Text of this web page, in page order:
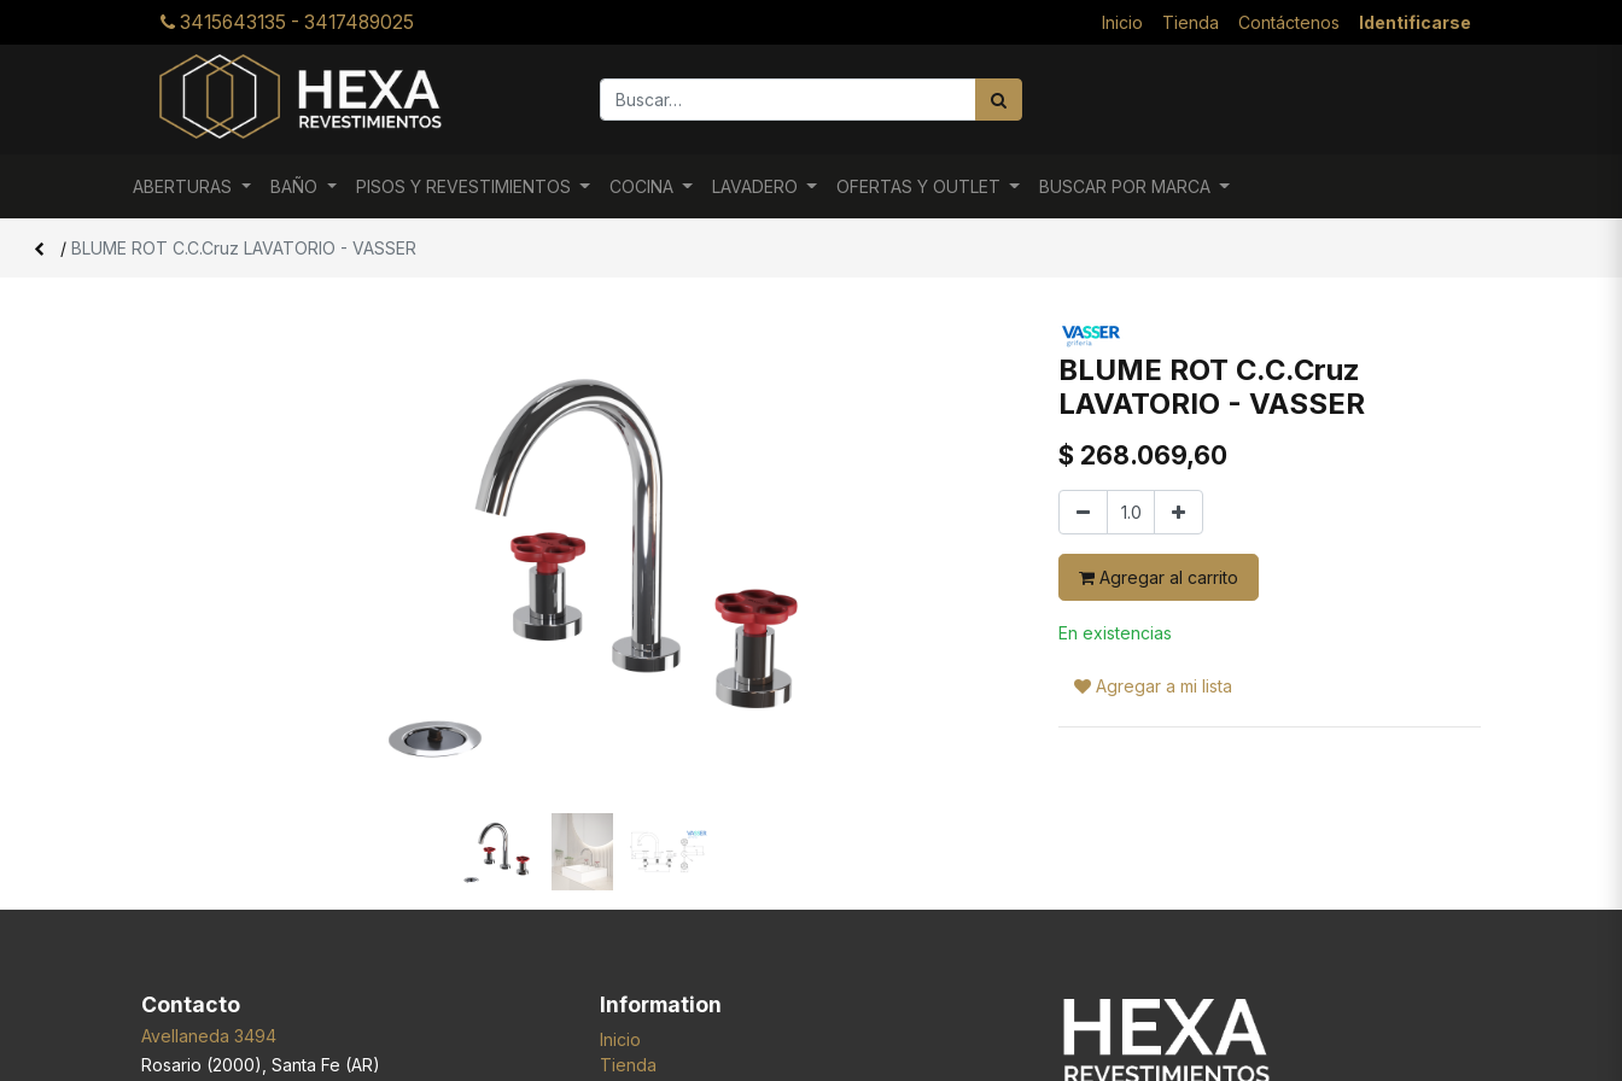
3415643135 - 3417489025 Inicio Tienda Contáctenos Identificarse
ABERTURAS BAÑO PISOS Y REVESTIMIENTOS COCINA LAVADERO OFERTAS Y OUTLET BUSCAR POR MARCA
/ BLUME ROT C.C.Cruz LAVATORIO - VASSER
BLUME ROT C.C.Cruz
LAVATORIO - VASSER
$ 268.069,60
Agregar al carrito
En existencias
Agregar a mi lista
Contacto
Avellaneda 3494
Rosario (2000), Santa Fe (AR)
Information
Inicio
Tienda